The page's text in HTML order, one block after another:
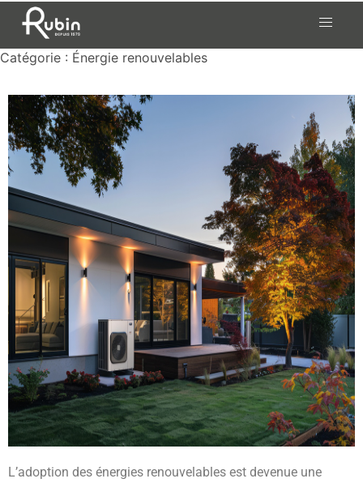
Catégorie : Énergie renouvelables
L’adoption des énergies renouvelables est devenue une